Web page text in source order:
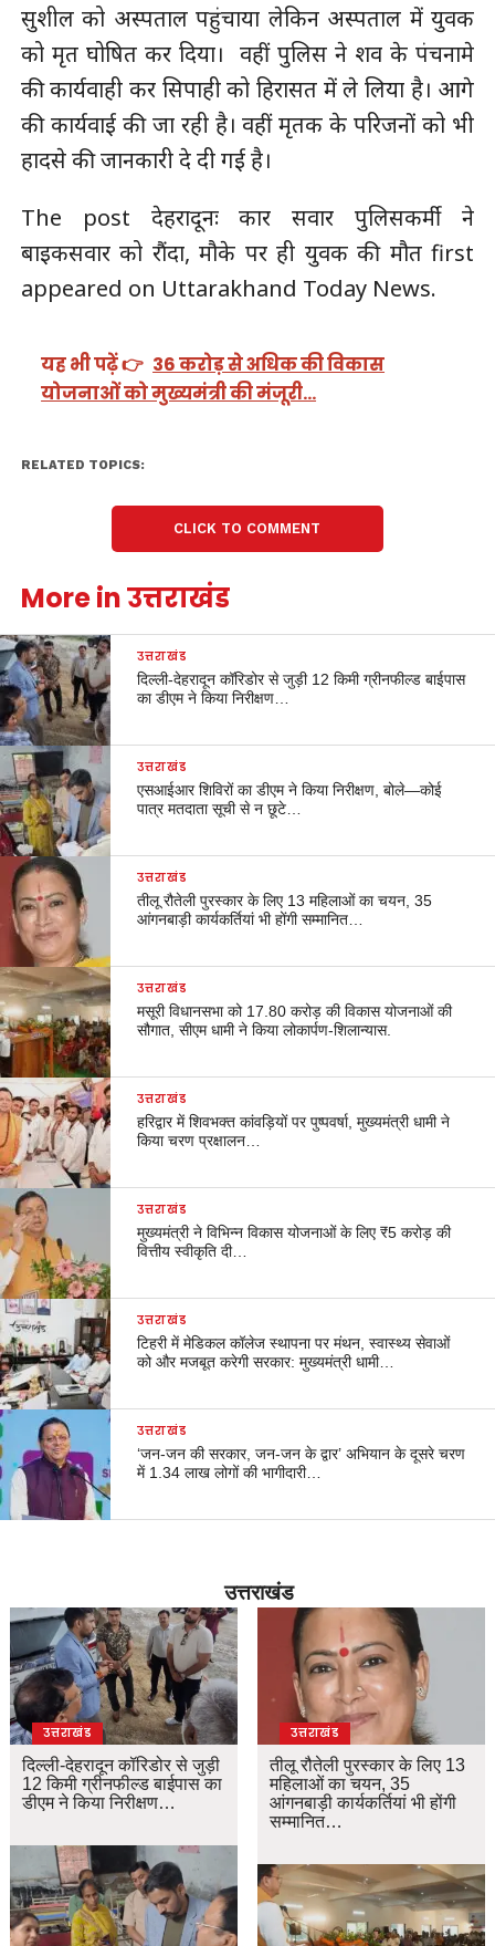
सुशील को अस्पताल पहुंचाया लेकिन अस्पताल में युवक
को मृत घोषित कर दिया। वहीं पुलिस ने शव के पंचनामे
की कार्यवाही कर सिपाही को हिरासत में ले लिया है। आगे
की कार्यवाई की जा रही है। वहीं मृतक के परिजनों को भी
हादसे की जानकारी दे दी गई है।
The post देहरादूनः कार सवार पुलिसकर्मी ने
बाइकसवार को रौंदा, मौके पर ही युवक की मौत first
appeared on Uttarakhand Today News.
यह भी पढ़ें 👉 36 करोड़ से अधिक की विकास
योजनाओं को मुख्यमंत्री की मंजूरी…
RELATED TOPICS:
CLICK TO COMMENT
More in उत्तराखंड
उत्तराखंड
दिल्ली-देहरादून कॉरिडोर से जुड़ी 12 किमी ग्रीनफील्ड बाईपास
का डीएम ने किया निरीक्षण…
उत्तराखंड
एसआईआर शिविरों का डीएम ने किया निरीक्षण, बोले—कोई
पात्र मतदाता सूची से न छूटे…
उत्तराखंड
तीलू रौतेली पुरस्कार के लिए 13 महिलाओं का चयन, 35
आंगनबाड़ी कार्यकर्तियां भी होंगी सम्मानित…
उत्तराखंड
मसूरी विधानसभा को 17.80 करोड़ की विकास योजनाओं की
सौगात, सीएम धामी ने किया लोकार्पण-शिलान्यास.
उत्तराखंड
हरिद्वार में शिवभक्त कांवड़ियों पर पुष्पवर्षा, मुख्यमंत्री धामी ने
किया चरण प्रक्षालन…
उत्तराखंड
मुख्यमंत्री ने विभिन्न विकास योजनाओं के लिए ₹5 करोड़ की
वित्तीय स्वीकृति दी…
उत्तराखंड
टिहरी में मेडिकल कॉलेज स्थापना पर मंथन, स्वास्थ्य सेवाओं
को और मजबूत करेगी सरकार: मुख्यमंत्री धामी…
उत्तराखंड
‘जन-जन की सरकार, जन-जन के द्वार’ अभियान के दूसरे चरण
में 1.34 लाख लोगों की भागीदारी…
उत्तराखंड
उत्तराखंड
दिल्ली-देहरादून कॉरिडोर से जुड़ी
12 किमी ग्रीनफील्ड बाईपास का
डीएम ने किया निरीक्षण…
उत्तराखंड
तीलू रौतेली पुरस्कार के लिए 13
महिलाओं का चयन, 35
आंगनबाड़ी कार्यकर्तियां भी होंगी
सम्मानित…